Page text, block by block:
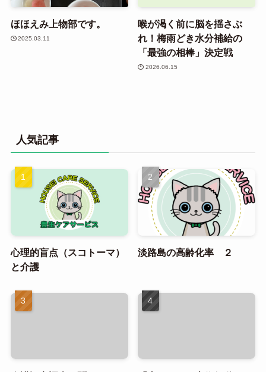
ほほえみ上物部です。
2025.03.11
喉が渇く前に脳を揺さぶ
れ！梅雨どき水分補給の
「最強の相棒」決定戦
2026.06.15
人気記事
心理的盲点（スコトーマ）
と介護
淡路島の高齢化率 ２